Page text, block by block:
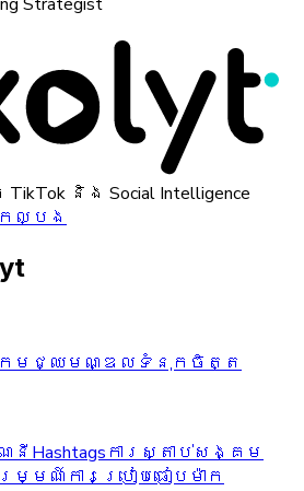
Strategist
និង Social Intelligence
កល្បង
មជ្ឈមណ្ឌលទំនុកចិត្ត
នី Hashtags ការស្តាប់សង្គម
រម្មណ៍ ការប្រៀបធៀបម៉ាក